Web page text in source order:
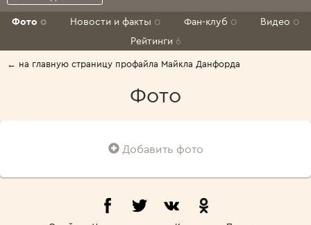
Фото 0 Новости и факты 0 Фан-клуб 0 Видео 0
Рейтинги 6
← на главную страницу профайла Майкла Данфорда
Фото
Добавить фото